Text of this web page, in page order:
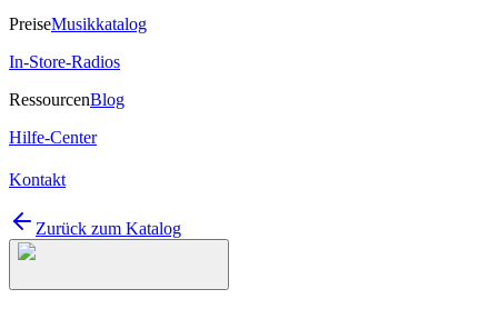
PreiseMusikkatalog
In-Store-Radios
RessourcenBlog
Hilfe-Center
Kontakt
Zurück zum Katalog